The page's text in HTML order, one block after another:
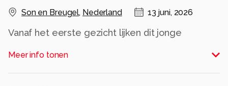
Son en Breugel, Nederland 13 juni, 2026
Vanaf het eerste gezicht lijken dit jonge
tegen, dus wel prachtig een keer... zeker wel van
afstand van minimaal 50 meter, want die stond in
Meer info tonen